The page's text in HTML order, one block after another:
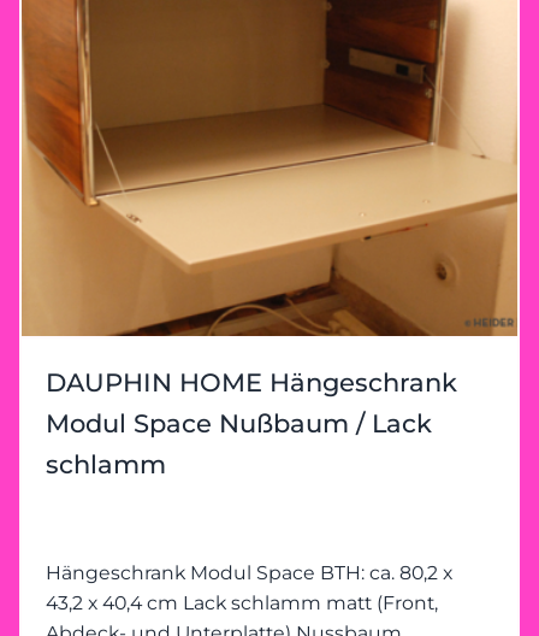
DAUPHIN HOME Hängeschrank
Modul Space Nußbaum / Lack
schlamm
Hängeschrank Modul Space BTH: ca. 80,2 x
43,2 x 40,4 cm Lack schlamm matt (Front,